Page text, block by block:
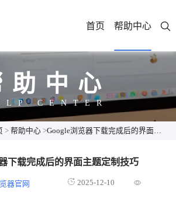
首页 帮助中心
助中心
CENTER
> 帮助中心 >Google浏览器下载完成后的界面主题定制技巧
下载完成后的界面主题定制技巧
器官网 2025-12-10